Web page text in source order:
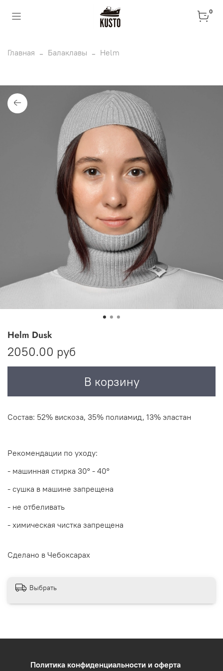
0
Главная Балаклавы Helm
Helm Dusk
2050.00 руб
В корзину
Состав: 52% вискоза, 35% полиамид, 13% эластан
Рекомендации по уходу:
- машинная стирка 30° - 40°
- сушка в машине запрещена
- не отбеливать
- химическая чистка запрещена
Сделано в Чебоксарах
Выбрать
Политика конфиденциальности и оферта